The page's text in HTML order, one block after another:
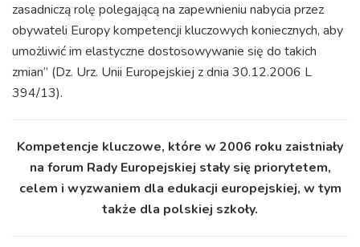
zasadniczą rolę polegającą na zapewnieniu nabycia przez
obywateli Europy kompetencji kluczowych koniecznych, aby
umożliwić im elastyczne dostosowywanie się do takich
zmian” (Dz. Urz. Unii Europejskiej z dnia 30.12.2006 L
394/13).
Kompetencje kluczowe, które w 2006 roku zaistniały
na forum Rady Europejskiej stały się priorytetem,
celem i wyzwaniem dla edukacji europejskiej, w tym
także dla polskiej szkoły.